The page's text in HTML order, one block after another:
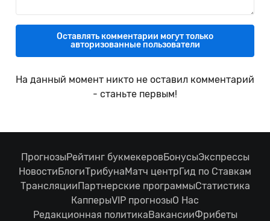
Оставлять комментарии могут только
авторизованные пользователи
На данный момент никто не оставил комментарий
- станьте первым!
ПрогнозыРейтинг букмекеровБонусыЭкспрессы
НовостиБлогиТрибунаМатч центрГид по Ставкам
ТрансляцииПартнерские программыСтатистика
КапперыVIP прогнозыО Нас
Редакционная политикаВакансииФрибеты